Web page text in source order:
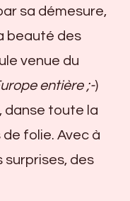
sa démesure,
beauté des
venue du
entière ;-)
danse toute la
folie. Avec à
surprises, des